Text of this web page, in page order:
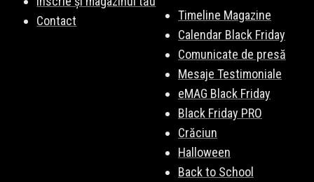
Contact
Timeline Magazine
Calendar Black Friday
Comunicate de presă
Mesaje Testimoniale
eMAG Black Friday
Black Friday PRO
Crăciun
Halloween
Back to School